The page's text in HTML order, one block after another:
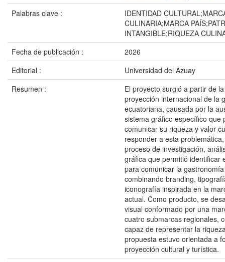
Palabras clave :
IDENTIDAD
CULINARIA;MARCA
INTANGIBLE;RIQUEZA
Fecha de publicación :
2026
Editorial :
Universidad del Azuay
Resumen :
El proyecto surgió a partir de
proyección internacional de la
ecuatoriana, causada por la
sistema gráfico específico que
comunicar su riqueza y valor
responder a esta
proceso de investigación,
gráfica que permitió identificar
para comunicar la
combinando branding,
iconografía inspirada en la
actual. Como producto, se
visual conformado por una
cuatro submarcas regionales,
capaz de representar la
propuesta estuvo orientada a
proyección cultural y turística.